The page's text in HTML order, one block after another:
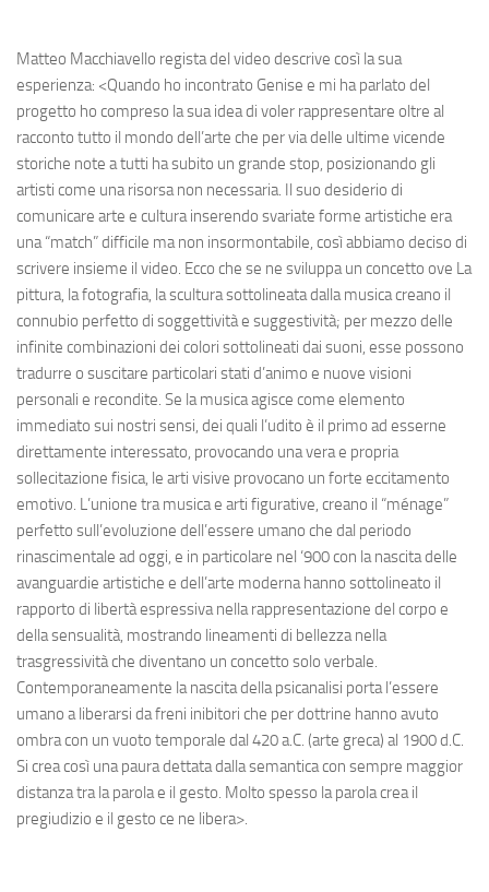
Matteo Macchiavello regista del video descrive così la sua
esperienza: <Quando ho incontrato Genise e mi ha parlato del
progetto ho compreso la sua idea di voler rappresentare oltre al
racconto tutto il mondo dell’arte che per via delle ultime vicende
storiche note a tutti ha subito un grande stop, posizionando gli
artisti come una risorsa non necessaria. Il suo desiderio di
comunicare arte e cultura inserendo svariate forme artistiche era
una “match” difficile ma non insormontabile, così abbiamo deciso di
scrivere insieme il video. Ecco che se ne sviluppa un concetto ove La
pittura, la fotografia, la scultura sottolineata dalla musica creano il
connubio perfetto di soggettività e suggestività; per mezzo delle
infinite combinazioni dei colori sottolineati dai suoni, esse possono
tradurre o suscitare particolari stati d’animo e nuove visioni
personali e recondite. Se la musica agisce come elemento
immediato sui nostri sensi, dei quali l’udito è il primo ad esserne
direttamente interessato, provocando una vera e propria
sollecitazione fisica, le arti visive provocano un forte eccitamento
emotivo. L’unione tra musica e arti figurative, creano il “ménage”
perfetto sull’evoluzione dell’essere umano che dal periodo
rinascimentale ad oggi, e in particolare nel ‘900 con la nascita delle
avanguardie artistiche e dell’arte moderna hanno sottolineato il
rapporto di libertà espressiva nella rappresentazione del corpo e
della sensualità, mostrando lineamenti di bellezza nella
trasgressività che diventano un concetto solo verbale.
Contemporaneamente la nascita della psicanalisi porta l’essere
umano a liberarsi da freni inibitori che per dottrine hanno avuto
ombra con un vuoto temporale dal 420 a.C. (arte greca) al 1900 d.C.
Si crea così una paura dettata dalla semantica con sempre maggior
distanza tra la parola e il gesto. Molto spesso la parola crea il
pregiudizio e il gesto ce ne libera>.